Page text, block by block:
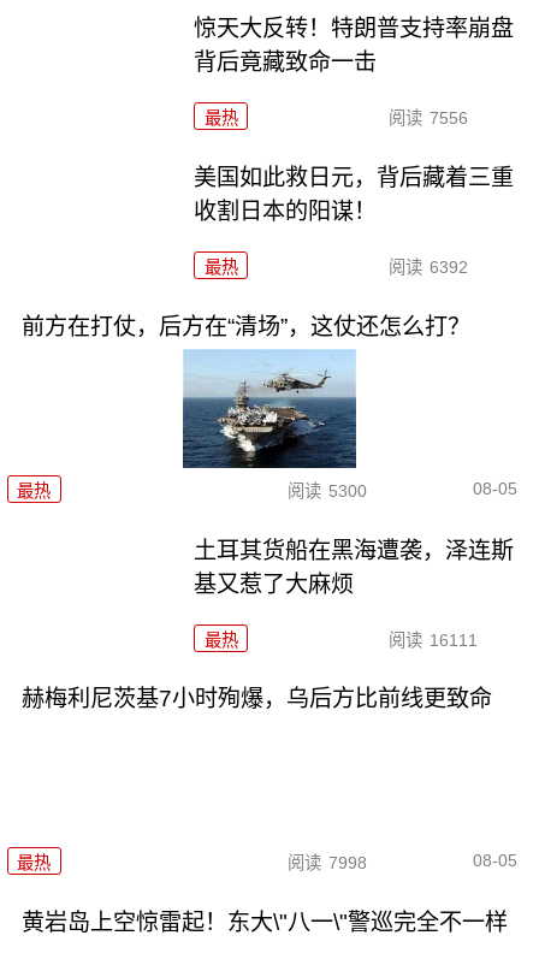
惊天大反转！特朗普支持率崩盘
背后竟藏致命一击
最热 阅读 7556
美国如此救日元，背后藏着三重
收割日本的阳谋！
最热 阅读 6392
前方在打仗，后方在“清场”，这仗还怎么打？
最热 阅读 5300 08-05
土耳其货船在黑海遭袭，泽连斯
基又惹了大麻烦
最热 阅读 16111
赫梅利尼茨基7小时殉爆，乌后方比前线更致命
最热 阅读 7998 08-05
黄岩岛上空惊雷起！东大\"八一\"警巡完全不一样